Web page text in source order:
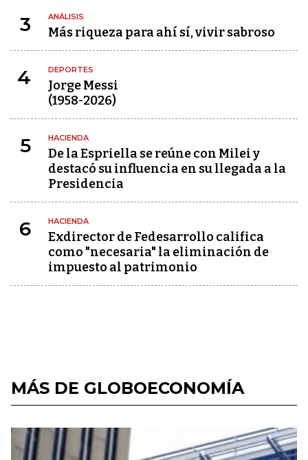
3 ANÁLISIS
Más riqueza para ahí sí, vivir sabroso
4 DEPORTES
Jorge Messi
(1958-2026)
5 HACIENDA
De la Espriella se reúne con Milei y
destacó su influencia en su llegada a la
Presidencia
6 HACIENDA
Exdirector de Fedesarrollo califica
como "necesaria" la eliminación de
impuesto al patrimonio
MÁS DE GLOBOECONOMÍA